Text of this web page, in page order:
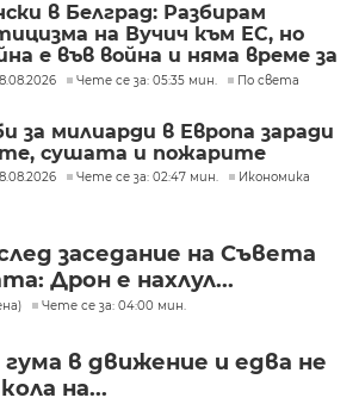
в Белград: Разбирам
на Вучич към ЕС, но
е във война и няма време за
Чете се за: 05:35 мин. По света
за милиарди в Европа заради
сушата и пожарите
Чете се за: 02:47 мин. Икономика
заседание на Съвета
Дрон е нахлул...
Чете се за: 04:00 мин.
в движение и едва не
на...